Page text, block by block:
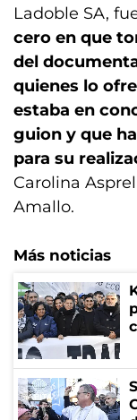
Ladoble SA,
cero en que
del
quienes lo
estaba en
guion y que
para su
Carolina
Amallo.
Más noticias